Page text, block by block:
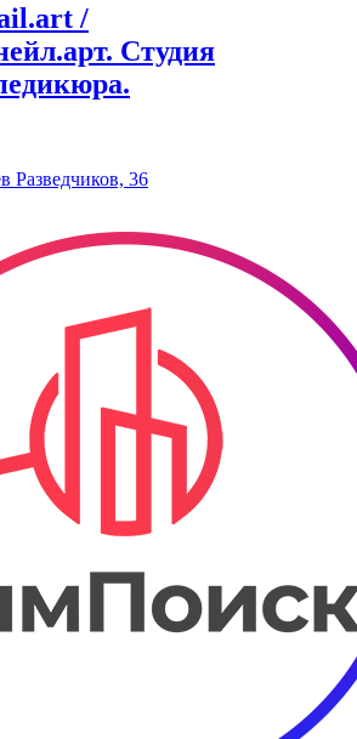
/
Студия
Разведчиков, 36